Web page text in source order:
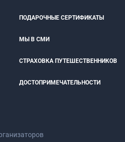
ПОДАРОЧНЫЕ СЕРТИФИКАТЫ
МЫ В СМИ
СТРАХОВКА ПУТЕШЕСТВЕННИКОВ
ДОСТОПРИМЕЧАТЕЛЬНОСТИ